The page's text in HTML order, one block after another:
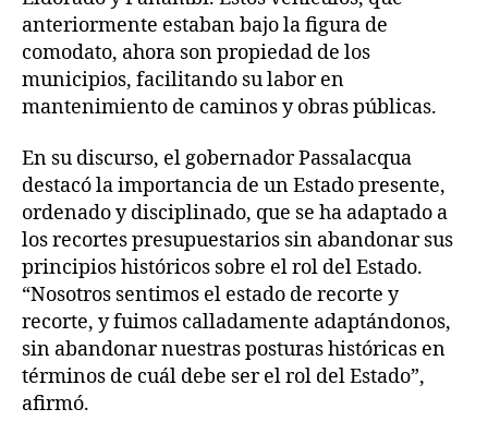
anteriormente estaban bajo la figura de
comodato, ahora son propiedad de los
municipios, facilitando su labor en
mantenimiento de caminos y obras públicas.
En su discurso, el gobernador Passalacqua
destacó la importancia de un Estado presente,
ordenado y disciplinado, que se ha adaptado a
los recortes presupuestarios sin abandonar sus
principios históricos sobre el rol del Estado.
“Nosotros sentimos el estado de recorte y
recorte, y fuimos calladamente adaptándonos,
sin abandonar nuestras posturas históricas en
términos de cuál debe ser el rol del Estado”,
afirmó.